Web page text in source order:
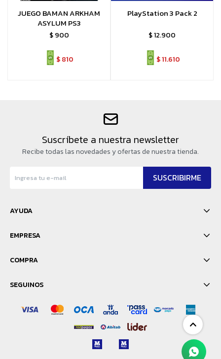
JUEGO BAMAN ARKHAM
ASYLUM PS3
$ 900
$810
PlayStation 3 Pack 2
$12.900
$11.610
Suscríbete a nuestra newsletter
Recibe todas las novedades y ofertas de nuestra tienda.
SUSCRIBIRME
AYUDA
EMPRESA
COMPRA
SEGUINOS